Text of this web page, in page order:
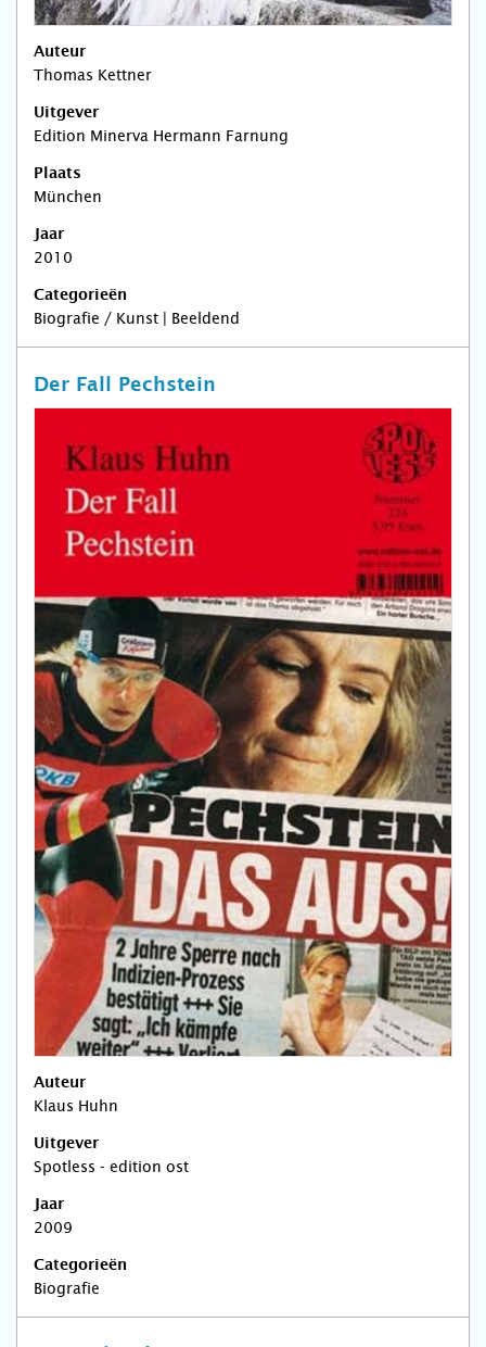
Auteur
Thomas Kettner
Uitgever
Edition Minerva Hermann Farnung
Plaats
München
Jaar
2010
Categorieën
Biografie / Kunst | Beeldend
Der Fall Pechstein
Auteur
Klaus Huhn
Uitgever
Spotless - edition ost
Jaar
2009
Categorieën
Biografie